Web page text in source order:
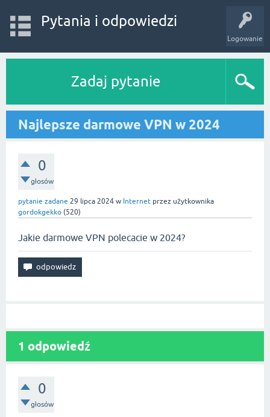
Logowanie
Pytania i odpowiedzi
Zadaj pytanie
Najlepsze darmowe VPN w 2024
0
głosów
pytanie zadane 29 lipca 2024 w Internet przez użytkownika
gordokgekko (520)
Jakie darmowe VPN polecacie w 2024?
1 odpowiedź
0
głosów